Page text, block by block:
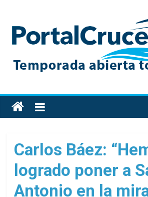
content
Toda
la
de
cruceros
un
solo
Carlos Báez:
logrado poner a
Antonio en la